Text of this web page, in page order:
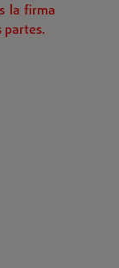
la firma
partes.